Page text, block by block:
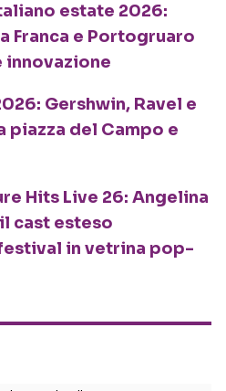
estate 2026:
Franca e Portogruaro
Gershwin, Ravel e
piazza del Campo e
Hits Live 26: Angelina
cast esteso
in vetrina pop-